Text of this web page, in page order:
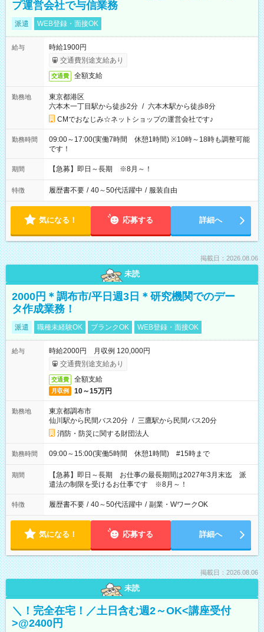
プ運営会社で与信業務
派遣 WEB登録・面接OK
給与
時給1900円
交通費別途支給あり
交通費 全額支給
勤務地
東京都港区
六本木一丁目駅から徒歩2分 / 六本木駅から徒歩8分
CMでおなじみ☆ネットショップの運営会社です♪
勤務時間
09:00～17:00(実働7時間 休憩1時間) ※10時～18時も調整可能
です！
期間 【急募】即日～長期 ※8月～！
特徴 履歴書不要 / 40～50代活躍中 / 服装自由
気になる！ 応募する 詳細へ
掲載日：2026.08.06
未読
2000円＊調布市/平日週3日＊研究機関でのデー
タ作成業務！
派遣 職種未経験OK ブランクOK WEB登録・面接OK
給与
時給2000円 月収例 120,000円
交通費別途支給あり
交通費 全額支給
月収例 10～15万円
勤務地
東京都調布市
仙川駅から民間バス20分 / 三鷹駅から民間バス20分
消防・防災に関する財団法人
勤務時間 09:00～15:00(実働5時間 休憩1時間) #15時まで
期間
【急募】即日～長期 お仕事の最長期間は2027年3月末迄 派
遣法の制限を受けるお仕事です ※8月～！
特徴 履歴書不要 / 40～50代活躍中 / 副業・WワークOK
気になる！ 応募する 詳細へ
掲載日：2026.08.06
未読
＼！完全在宅！／土日含む週2～OK<講座受付
>@2400円